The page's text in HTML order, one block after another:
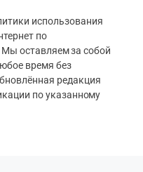
использования
по
оставляем за собой
время без
редакция
по указанному